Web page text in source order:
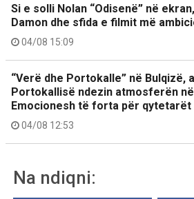
Si e solli Nolan “Odisenë” në
Damon dhe sfida e filmit më
04/08 15:09
“Verë dhe Portokalle” në Bulqizë,
Portokallisë ndezin atmosferën
Emocionesh të forta për qytetarët
04/08 12:53
Na ndiqni: